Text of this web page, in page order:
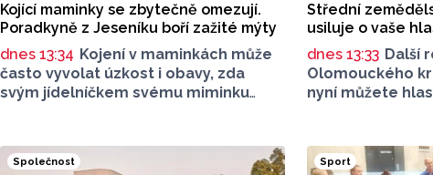
Kojící maminky se zbytečně omezují.
Poradkyně z Jeseníku boří zažité mýty
dnes 13:34 Kojení v maminkách může
často vyvolat úzkost i obavy, zda
svým jídelníčkem svému miminku
radikálního omezování jídelníčku,
vyhýbání se nadýmavým potravinám
Střední
usiluje o vaše
dnes 13:33 Další
Olomouckého
nyní můžete
v oblasti
je Střední
Společnost Sport